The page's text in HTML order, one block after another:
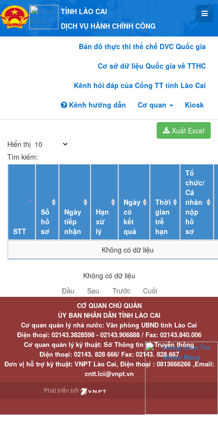
TỈNH LÀO CAI
DỊCH VỤ HÀNH CHÍNH CÔNG
Bản đồ thực thi thể chế DVC Quốc gia
Cơ sở dữ liệu Quốc gia về TTHC
Kênh hỏi đáp của Cổng TT tỉnh Lào Cai
Kênh hướng dẫn
Cơ quan Kiosk
Xuất Excel
Hiển thị
Tìm kiếm:
STT
Số
hồ
sơ
Ngày
tiếp
nhận
Hạn
xử
lý
Ngày
có
kết
quả
Thời
gian
trễ
hạn
Tổ
chức/
Cá
nhân
nộp
hồ
sơ
Không có dữ liệu
Không có dữ liệu
Đầu
Sau Trước Cuối
CƠ QUAN CHỦ QUẢN
ỦY BAN NHÂN DÂN TỈNH LÀO CAI
Cơ quan quản lý nhà nước: Văn phòng UBND tỉnh Lào Cai
Điện thoại:02143.3828598 - 02143.906888 / Fax:02143.840.006
Cơ quan quản lý kỹ thuật: Sở Thông tin và Truyền thông
Điện thoại:02143. 828 666/ Fax:02143. 828 667
Đơn vị hỗ trợ kỹ thuật: VNPT Lào Cai, Điện thoại : 0813666266 ,Email:
cntt.lci@vnpt.vn
Phát triển bởi